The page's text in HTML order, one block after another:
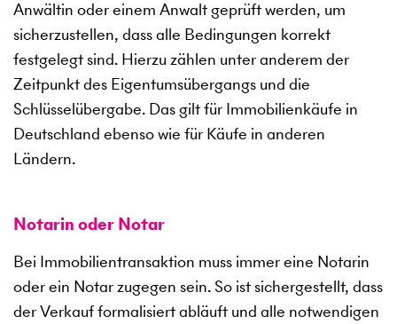
Anwältin oder einem Anwalt geprüft werden, um
sicherzustellen, dass alle Bedingungen korrekt
festgelegt sind. Hierzu zählen unter anderem der
Zeitpunkt des Eigentumsübergangs und die
Schlüsselübergabe. Das gilt für Immobilienkäufe in
Deutschland ebenso wie für Käufe in anderen
Ländern.
Notarin oder Notar
Bei Immobilientransaktion muss immer eine Notarin
oder ein Notar zugegen sein. So ist sichergestellt, dass
der Verkauf formalisiert abläuft und alle notwendigen